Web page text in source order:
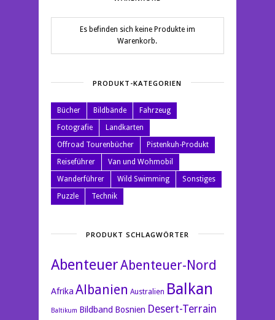
Es befinden sich keine Produkte im
Warenkorb.
PRODUKT-KATEGORIEN
Bücher Bildbände
Fahrzeug
Fotografie
Landkarten
Offroad Tourenbücher
Pistenkuh-Produkt
Reiseführer
Van und Wohmobil
Wanderführer
Wild Swimming
Sonstiges
Puzzle
Technik
PRODUKT SCHLAGWÖRTER
AbenteuerAbenteuer-Nord
Afrika Albanien Australien Balkan
Baltikum Bildband Bosnien Desert-Terrain